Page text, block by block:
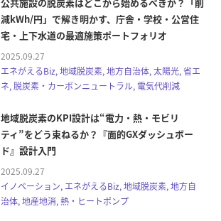
減kWh/円」で解き明かす、庁舎・学校・公営住
宅・上下水道の最適施策ポートフォリオ
2025.09.27
エネがえるBiz, 地域脱炭素, 地方自治体, 太陽光, 省エ
ネ, 脱炭素・カーボンニュートラル, 電気代削減
地域脱炭素のKPI設計は“電力・熱・モビリ
ティ”をどう束ねるか？『面的GXダッシュボー
ド』設計入門
2025.09.27
イノベーション, エネがえるBiz, 地域脱炭素, 地方自
治体, 地産地消, 熱・ヒートポンプ